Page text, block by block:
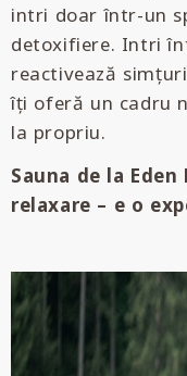
intri doar într-un
detoxifiere. Intri
reactivează
îți oferă un cadru
la propriu.
Sauna de la
relaxare – e o